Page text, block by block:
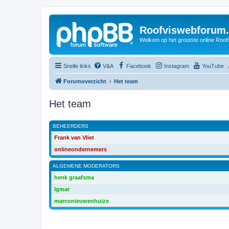
Welkom op het grootste online
Snelle links V&A Facebook Instagram YouTube
Forumoverzicht Het team
Het team
BEHEERDERS
Frank van Vliet
onlineondernemers
ALGEMENE MODERATORS
henk graafsma
Igmar
marconieuwenhuize